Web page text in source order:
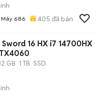
Máy 686 405 đã bán
Sword 16 HX i7 14700HX
GB 1 TB SSD